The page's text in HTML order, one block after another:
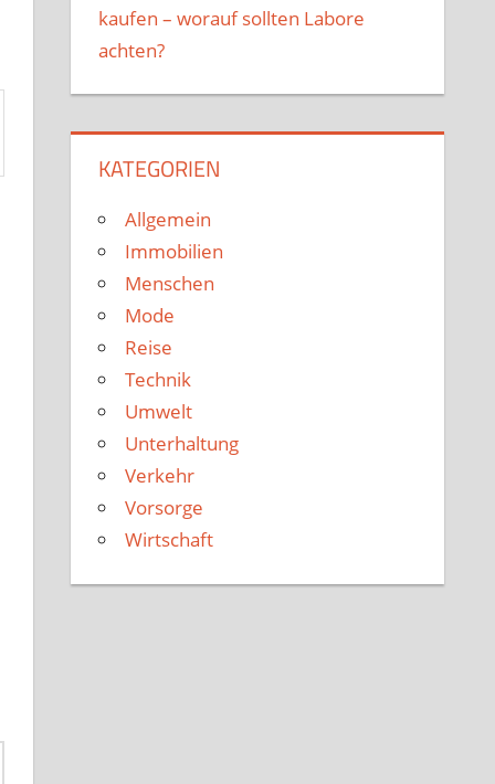
kaufen – worauf sollten Labore
achten?
KATEGORIEN
Allgemein
Immobilien
Menschen
Mode
Reise
Technik
Umwelt
Unterhaltung
Verkehr
Vorsorge
Wirtschaft